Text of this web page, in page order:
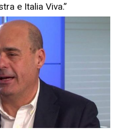
e Italia Viva.”